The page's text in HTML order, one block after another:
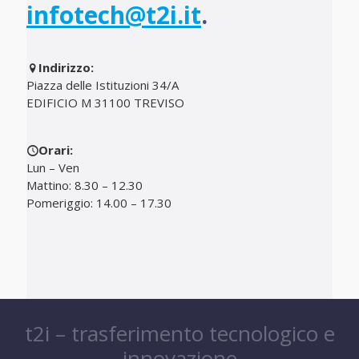
infotech@t2i.it.
Indirizzo:
Piazza delle Istituzioni 34/A
EDIFICIO M 31100 TREVISO
Orari:
Lun – Ven
Mattino: 8.30 – 12.30
Pomeriggio: 14.00 – 17.30
t2i – trasferimento tecnologico e